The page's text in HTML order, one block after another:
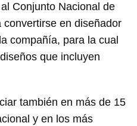
Conjunto Nacional de
en diseñador
compañía, para la cual
que incluyen
también en más de 15
y en los más